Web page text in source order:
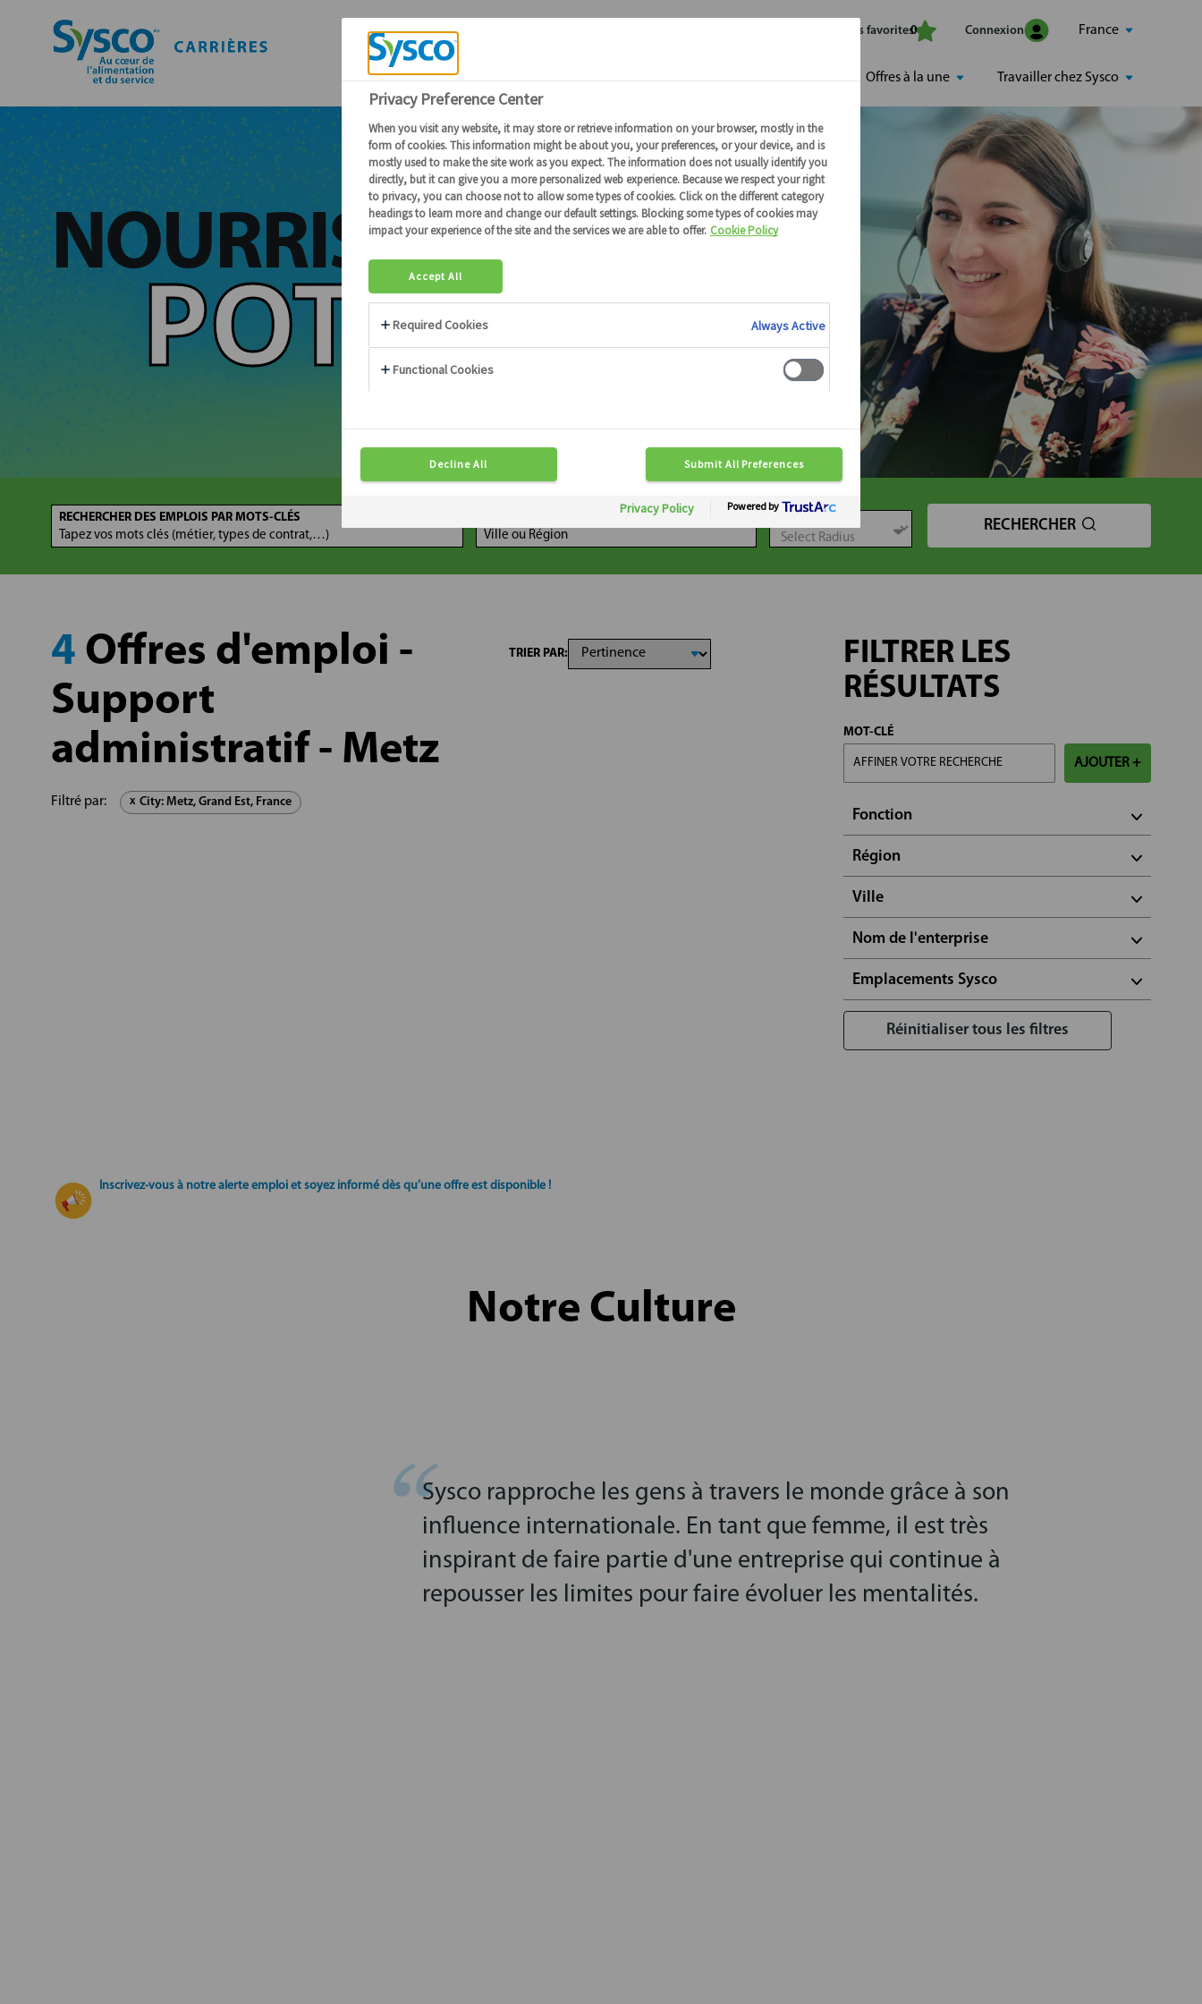
Mes offres favorites Connexion
0 France
Offres à la une Travailler chez Sysco
NOURRISSEZ VOTRE
POTENTIEL
RECHERCHER DES EMPLOIS PAR MOTS-CLÉS RECHERCHER
TRIER PAR:
4 Offres d'emploi -
Support
administratif - Metz
Filtré par: City: Metz, Grand Est, France
Inscrivez-vous à notre alerte emploi et soyez informé dès qu’une offre est disponible !
FILTRER LES
RÉSULTATS
MOT-CLÉ
AJOUTER +
Fonction
Région
Ville
Nom de l'enterprise
Emplacements Sysco
Réinitialiser tous les filtres
Notre Culture
Sysco rapproche les gens à travers le monde grâce à son
influence internationale. En tant que femme, il est très
inspirant de faire partie d'une entreprise qui continue à
repousser les limites pour faire évoluer les mentalités.